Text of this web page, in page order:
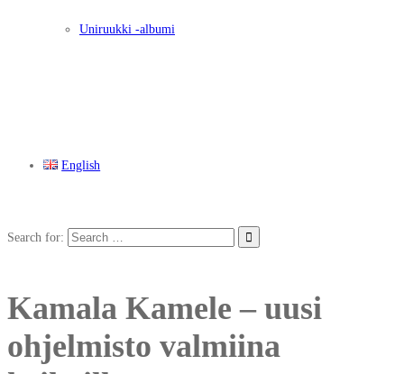
Uniruukki -albumi
English
Search for:
Kamala Kamele – uusi
ohjelmisto valmiina